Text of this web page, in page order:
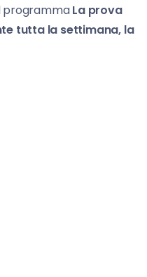
programmaLa prova
tutta la settimana, la